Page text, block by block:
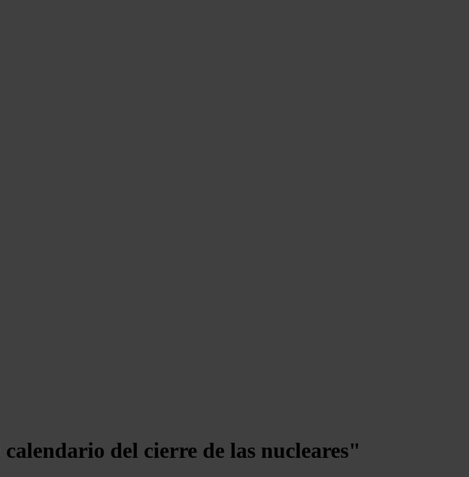
del cierre de las nucleares"